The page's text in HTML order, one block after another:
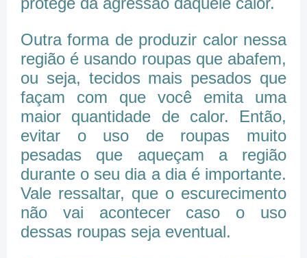
Outra forma de produzir calor nessa
região é usando roupas que abafem,
ou seja, tecidos mais pesados que
façam com que você emita uma
maior quantidade de calor. Então,
evitar o uso de roupas muito
pesadas que aqueçam a região
durante o seu dia a dia é importante.
Vale ressaltar, que o escurecimento
não vai acontecer caso o uso
dessas roupas seja eventual.